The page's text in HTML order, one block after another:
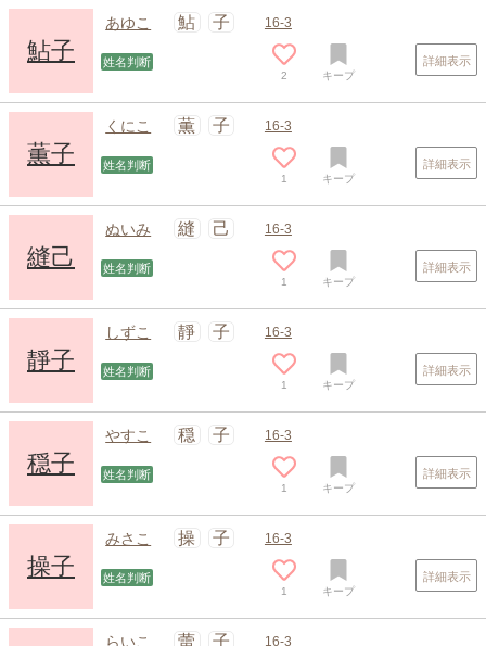
鮎子
あゆこ 鮎 子 16-3
姓名判断
2 キープ
詳細表示
薫子
くにこ 薫 子 16-3
姓名判断
1 キープ
詳細表示
縫己
ぬいみ 縫 己 16-3
姓名判断
1 キープ
詳細表示
靜子
しずこ 靜 子 16-3
姓名判断
1 キープ
詳細表示
穏子
やすこ 穏 子 16-3
姓名判断
1 キープ
詳細表示
操子
みさこ 操 子 16-3
姓名判断
1 キープ
詳細表示
らいこ 蕾 子 16-3